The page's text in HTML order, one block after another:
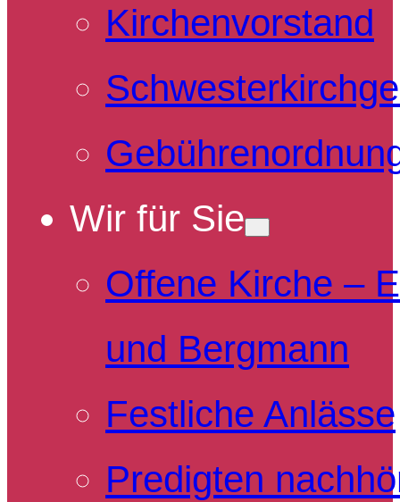
Kirchenvorstand
Wir für Sie
Offene Kirche –
und Bergmann
Festliche Anlässe
Predigten